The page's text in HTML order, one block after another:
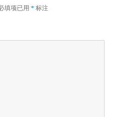
填项已用* 标注